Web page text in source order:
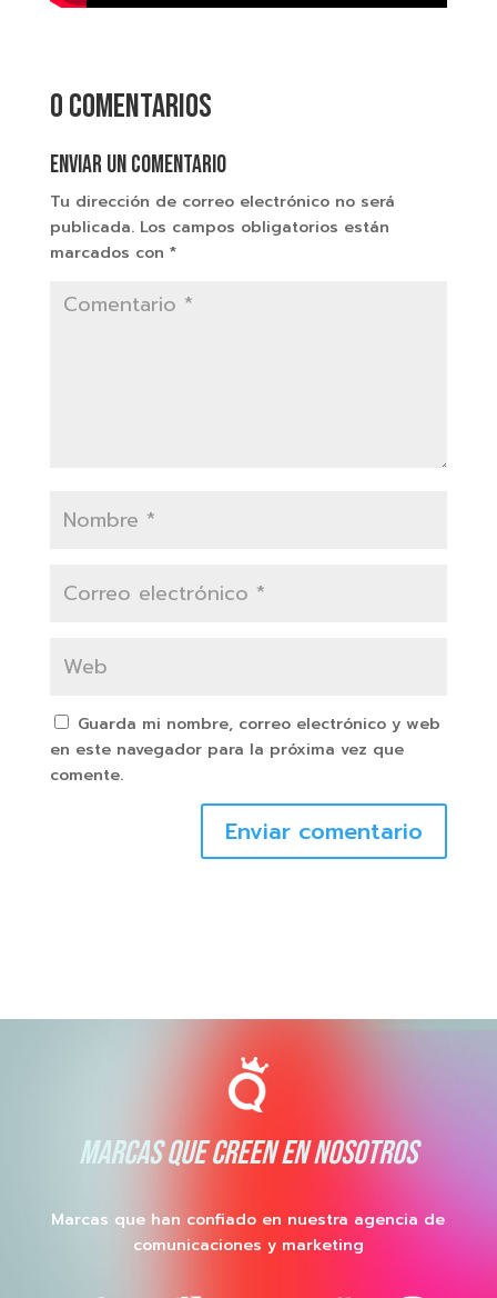
0 comentarios
Enviar un comentario
Tu dirección de correo electrónico no será
publicada. Los campos obligatorios están
marcados con *
Guarda mi nombre, correo electrónico y web
en este navegador para la próxima vez que
comente.
Enviar comentario
MARCAS QUE CREEN EN NOSOTROS
Marcas que han confiado en nuestra agencia de
comunicaciones y marketing